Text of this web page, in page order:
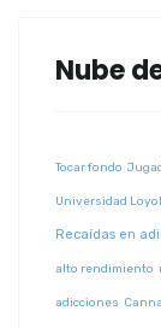
Nube
Tocar fondo
Universidad
Recaídas en
alto rendimiento
adicciones